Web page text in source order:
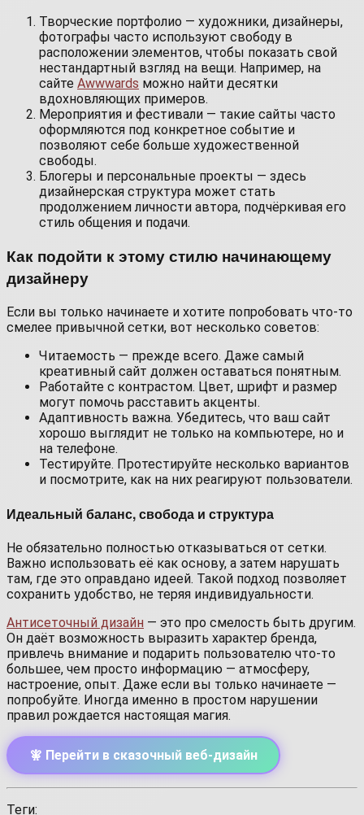
Творческие портфолио — художники, дизайнеры,
фотографы часто используют свободу в
расположении элементов, чтобы показать свой
нестандартный взгляд на вещи. Например, на
сайте Awwwards можно найти десятки
вдохновляющих примеров.
Мероприятия и фестивали — такие сайты часто
оформляются под конкретное событие и
позволяют себе больше художественной
свободы.
Блогеры и персональные проекты — здесь
дизайнерская структура может стать
продолжением личности автора, подчёркивая его
стиль общения и подачи.
Как подойти к этому стилю начинающему
дизайнеру
Если вы только начинаете и хотите попробовать что-то
смелее привычной сетки, вот несколько советов:
Читаемость — прежде всего. Даже самый
креативный сайт должен оставаться понятным.
Работайте с контрастом. Цвет, шрифт и размер
могут помочь расставить акценты.
Адаптивность важна. Убедитесь, что ваш сайт
хорошо выглядит не только на компьютере, но и
на телефоне.
Тестируйте. Протестируйте несколько вариантов
и посмотрите, как на них реагируют пользователи.
Идеальный баланс, свобода и структура
Не обязательно полностью отказываться от сетки.
Важно использовать её как основу, а затем нарушать
там, где это оправдано идеей. Такой подход позволяет
сохранить удобство, не теряя индивидуальности.
Антисеточный дизайн — это про смелость быть другим.
Он даёт возможность выразить характер бренда,
привлечь внимание и подарить пользователю что-то
большее, чем просто информацию — атмосферу,
настроение, опыт. Даже если вы только начинаете —
попробуйте. Иногда именно в простом нарушении
правил рождается настоящая магия.
🧚 Перейти в сказочный веб-дизайн
Теги: